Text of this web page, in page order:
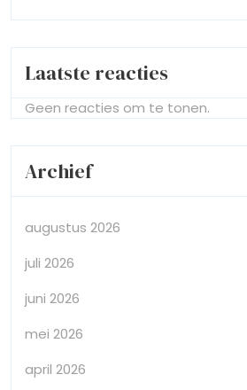
Laatste reacties
Geen reacties om te tonen.
Archief
augustus 2026
juli 2026
juni 2026
mei 2026
april 2026